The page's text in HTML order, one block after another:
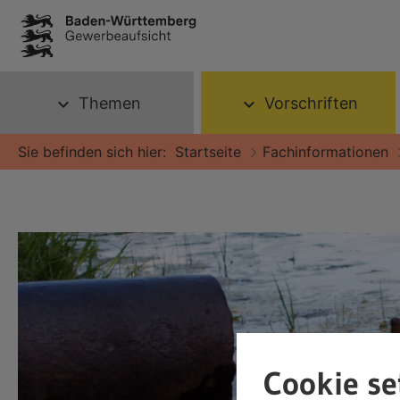
expand_more Themen expand_more Vorschriften
Sie befinden sich hier: Startseite Fachinformationen
Cookie